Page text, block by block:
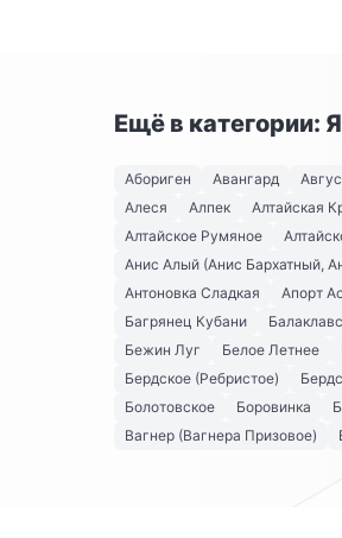
Ещё в категории:
Абориген Авангард
Алеся
Алпек Алтайская
Алтайское Румяное
Анис Алый (Анис Бархатный,
Антоновка Сладкая
Апорт
Багрянец Кубани
Бежин Луг
Белое Летнее
Бердское (Ребристое)
Болотовское
Боровинка
Вагнер (Вагнера Призовое)